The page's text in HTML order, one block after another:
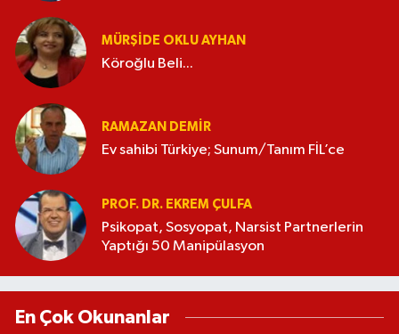
MÜRŞIDE OKLU AYHAN
Köroğlu Beli...
RAMAZAN DEMİR
Ev sahibi Türkiye; Sunum/Tanım FİL’ce
PROF. DR. EKREM ÇULFA
Psikopat, Sosyopat, Narsist Partnerlerin
Yaptığı 50 Manipülasyon
En Çok Okunanlar